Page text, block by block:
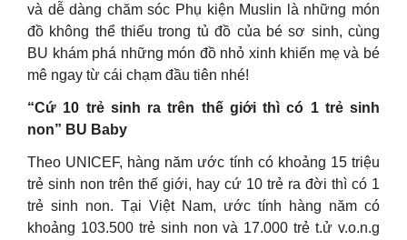
và dễ dàng chăm sóc Phụ kiện Muslin là những món
đồ không thể thiếu trong tủ đồ của bé sơ sinh, cùng
BU khám phá những món đồ nhỏ xinh khiến mẹ và bé
mê ngay từ cái chạm đầu tiên nhé!
“Cứ 10 trẻ sinh ra trên thế giới thì có 1 trẻ sinh
non” BU Baby
Theo UNICEF, hàng năm ước tính có khoảng 15 triệu
trẻ sinh non trên thế giới, hay cứ 10 trẻ ra đời thì có 1
trẻ sinh non. Tại Việt Nam, ước tính hàng năm có
khoảng 103.500 trẻ sinh non và 17.000 trẻ t.ử v.o.n.g